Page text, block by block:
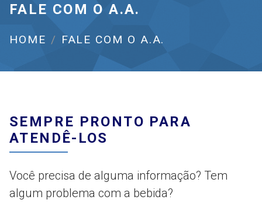
FALE COM O A.A.
HOME FALE COM O A.A.
SEMPRE PRONTO PARA
ATENDÊ-LOS
Você precisa de alguma informação? Tem
algum problema com a bebida?